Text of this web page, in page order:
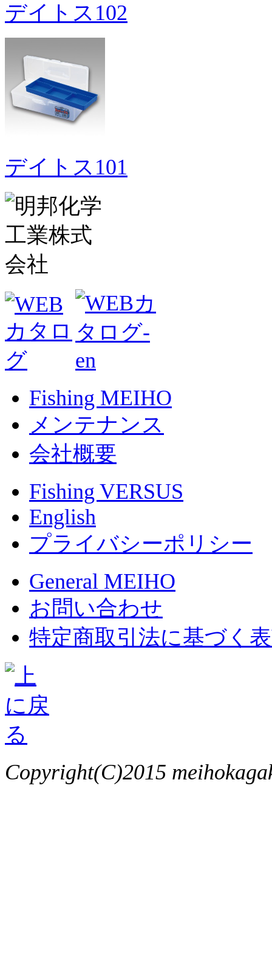
デイトス102
デイトス101
Fishing MEIHO
メンテナンス
会社概要
Fishing VERSUS
English
プライバシーポリシー
General MEIHO
お問い合わせ
特定商取引法に基づく
Copyright(C)2015